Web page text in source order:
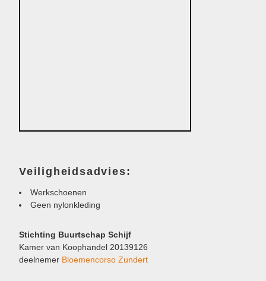
Veiligheidsadvies:
Werkschoenen
Geen nylonkleding
Stichting Buurtschap Schijf
Kamer van Koophandel 20139126
deelnemer Bloemencorso Zundert